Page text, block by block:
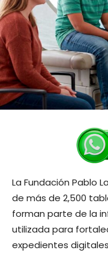
La Fundación Pablo
de más de 2,500
forman parte de la
utilizada para
expedientes